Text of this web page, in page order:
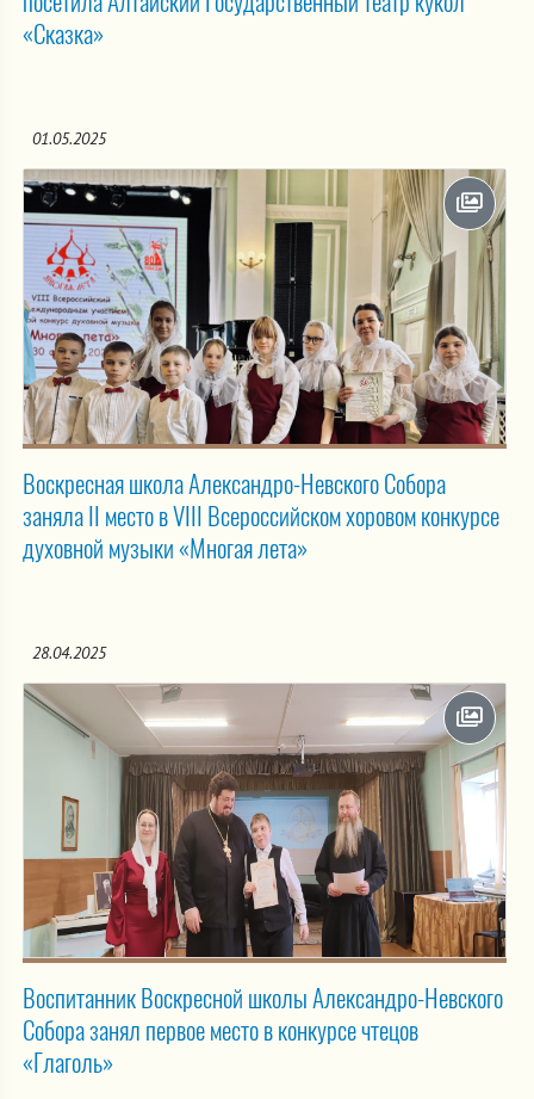
«Сказка»
01.05.2025
Воскресная школа Александро-Невского Собора
заняла II место в VIII Всероссийском хоровом конкурсе
духовной музыки «Многая лета»
28.04.2025
Воспитанник Воскресной школы Александро-Невского
Собора занял первое место в конкурсе чтецов
«Глаголь»